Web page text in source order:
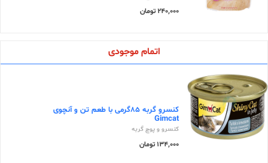
240,000 تومان
اتمام موجودی
کنسرو گربه ۸۵گرمی با طعم تن و آنچوی
Gimcat
کنسرو و پوچ گربه
134,000 تومان